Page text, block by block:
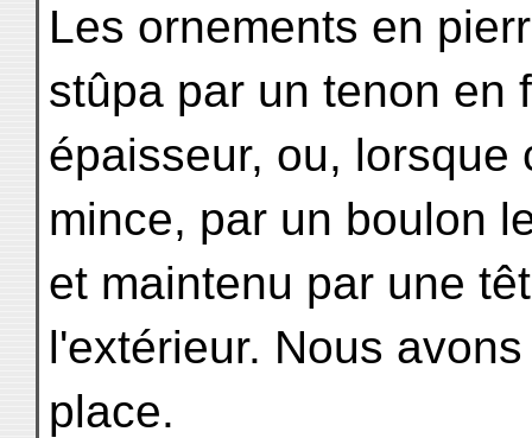
Les ornements en
stûpa par un tenon en
épaisseur, ou, lorsque
mince, par un boulon
et maintenu par une
l'extérieur. Nous
place.